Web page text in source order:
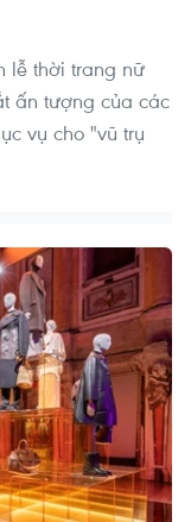
lễ thời trang nữ
ấn tượng của các
vụ cho "vũ trụ